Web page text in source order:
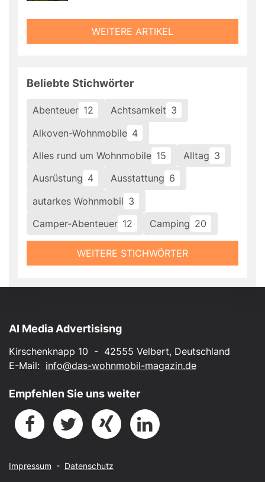
WEITERE ARTIKEL
Beliebte Stichwörter
Abenteuer 12 Achtsamkeit 3
Alkoven-Wohnmobile 4
Alles rund um Wohnmobile 15 Alltag 3
Ausrüstung 4 Ausstattung 6
autarkes Wohnmobil 3
Camper-Abenteuer 12 Camping 20
WEITERE STICHWÖRTER
AI Media Advertisisng
Kirschenknapp 10 - 42555 Velbert, Deutschland
E-Mail: info@das-wohnmobil-magazin.de
Empfehlen Sie uns weiter
Impressum - Datenschutz